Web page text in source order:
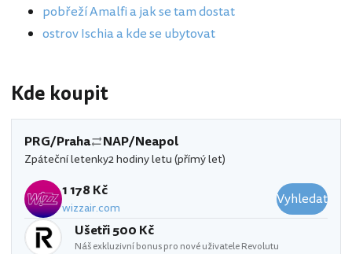
pobřeží Amalfi a jak se tam dostat
ostrov Ischia a kde se ubytovat
Kde koupit
PRG/Praha NAP/Neapol
Zpáteční letenky2 hodiny letu (přímý let)
1 178 Kč
wizzair.com
Vyhledat
Ušetři 500 Kč
Náš exkluzivní bonus pro nové uživatele Revolutu